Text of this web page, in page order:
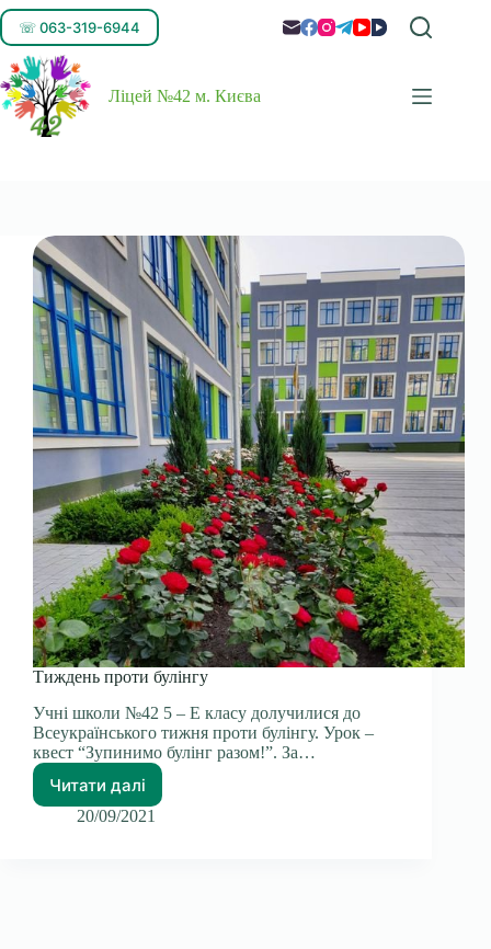
☏ 063-319-6944
Ліцей №42 м. Києва
Тиждень проти булінгу
Учні школи №42 5 – Е класу долучилися до
Всеукраїнського тижня проти булінгу. Урок –
квест “Зупинимо булінг разом!”. За…
Читати далі
20/09/2021